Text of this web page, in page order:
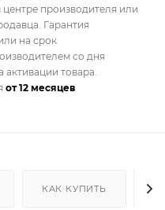
производителя или
Гарантия
на срок
со дня
товара.
от 12 месяцев
КАК КУПИТЬ